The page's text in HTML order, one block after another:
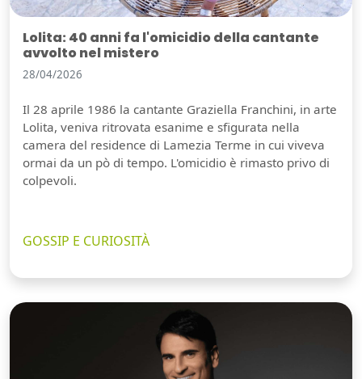
Lolita: 40 anni fa l'omicidio della cantante
avvolto nel mistero
28/04/2026
Il 28 aprile 1986 la cantante Graziella Franchini, in arte
Lolita, veniva ritrovata esanime e sfigurata nella
camera del residence di Lamezia Terme in cui viveva
ormai da un pò di tempo. L'omicidio è rimasto privo di
colpevoli.
GOSSIP E CURIOSITÀ